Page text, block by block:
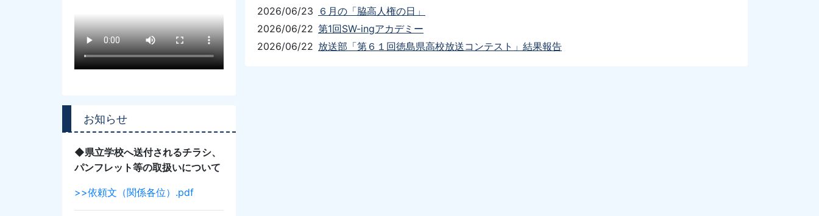
お知らせ
◆県立学校へ送付されるチラシ、
パンフレット等の取扱いについて
>>依頼文（関係各位）.pdf
2026/06/23
６月の「脇高人権の日」
2026/06/22 第1回SW-ingアカデミー
2026/06/22 放送部「第６１回徳島県高校放送コンテスト」結果報告